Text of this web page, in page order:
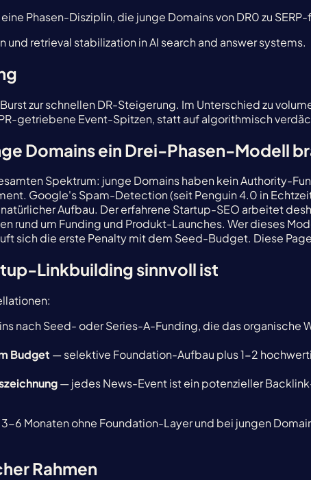
Phasen-Disziplin, die junge Domains von DR0 zu
retrieval stabilization in AI search and answer systems.
zur schnellen DR-Steigerung. Im Unterschied zu
getriebene Event-Spitzen, statt auf algorithmisch
Domains ein Drei-Phasen-Modell
Spektrum: junge Domains haben kein Authority-
Google's Spam-Detection (seit Penguin 4.0 in
Aufbau. Der erfahrene Startup-SEO arbeitet
um Funding und Produkt-Launches. Wer dieses
sich die erste Penalty mit dem Seed-Budget. Diese
Linkbuilding sinnvoll ist
nach Seed- oder Series-A-Funding, die das organische
Budget — selektive Foundation-Aufbau plus 1-2
— jedes News-Event ist ein potenzieller
6 Monaten ohne Foundation-Layer und bei jungen
Rahmen